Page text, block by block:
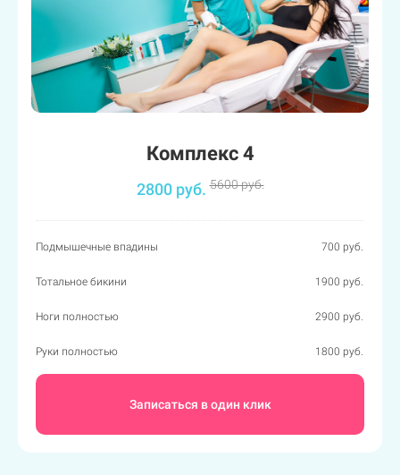
Комплекс 4
2800 руб. 5600 руб.
Подмышечные впадины 700 руб.
Тотальное бикини 1900 руб.
Ноги полностью 2900 руб.
Руки полностью 1800 руб.
Записаться в один клик